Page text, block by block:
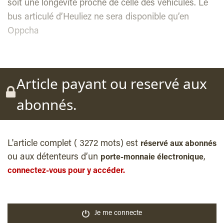
soit une longévité proche de celle des véhicules. Le
bus articulé d’Heuliez ne sera disponible qu’en
Oppcha
Article payant ou reservé aux
abonnés.
L'article complet ( 3272 mots) est réservé aux abonnés
ou aux détenteurs d’un porte-monnaie électronique,
connectez-vous pour y accéder.
Je me connecte